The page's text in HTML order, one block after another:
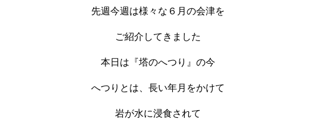
先週今週は様々な６月の会津を
ご紹介してきました
本日は『塔のへつり』の今
へつりとは、長い年月をかけて
岩が水に浸食されて